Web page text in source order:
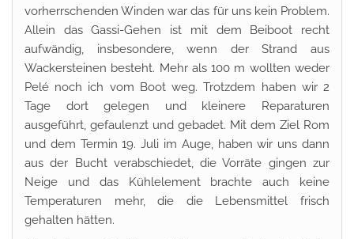
vorherrschenden Winden war das für uns kein Problem.
Allein das Gassi-Gehen ist mit dem Beiboot recht
aufwändig, insbesondere, wenn der Strand aus
Wackersteinen besteht. Mehr als 100 m wollten weder
Pelé noch ich vom Boot weg. Trotzdem haben wir 2
Tage dort gelegen und kleinere Reparaturen
ausgeführt, gefaulenzt und gebadet. Mit dem Ziel Rom
und dem Termin 19. Juli im Auge, haben wir uns dann
aus der Bucht verabschiedet, die Vorräte gingen zur
Neige und das Kühlelement brachte auch keine
Temperaturen mehr, die die Lebensmittel frisch
gehalten hätten.